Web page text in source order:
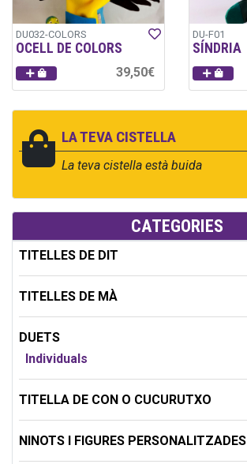
LA TEVA CISTELLA
La teva cistella està buida
CATEGORIES
TITELLES DE DIT
TITELLES DE MÀ
DUETS
Individuals
TITELLA DE CON O CUCURUTXO
NINOTS I FIGURES PERSONALITZADES
DU032-COLORS
OCELL DE COLORS
39,50€
DU-F01
SÍNDRIA